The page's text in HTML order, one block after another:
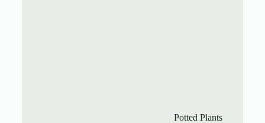
Potted Plants